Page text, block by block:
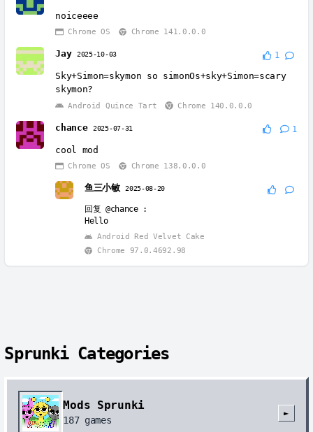
noiceeee
Chrome OS Chrome 141.0.0.0
Jay 2025-10-03 1
Sky+Simon=skymon so simonOs+sky+Simon=scary
skymon?
Android Quince Tart Chrome 140.0.0.0
chance 2025-07-31 1
cool mod
Chrome OS Chrome 138.0.0.0
鱼三小敏 2025-08-20
回复@chance:
Hello
Android Red Velvet Cake
Chrome 97.0.4692.98
Sprunki Categories
Mods Sprunki
187games
►